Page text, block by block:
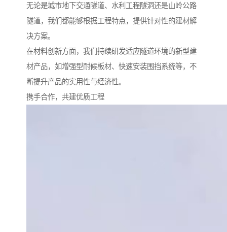
无论是城市地下交通隧道、水利工程隧洞还是山岭公路
隧道，我们都能够根据工程特点，提供针对性的建材解
决方案。
在材料创新方面，我们持续研发适应隧道环境的新型建
材产品，如增强型耐候板材、快速安装围挡系统等，不
断提升产品的实用性与经济性。
携手合作，共建优质工程